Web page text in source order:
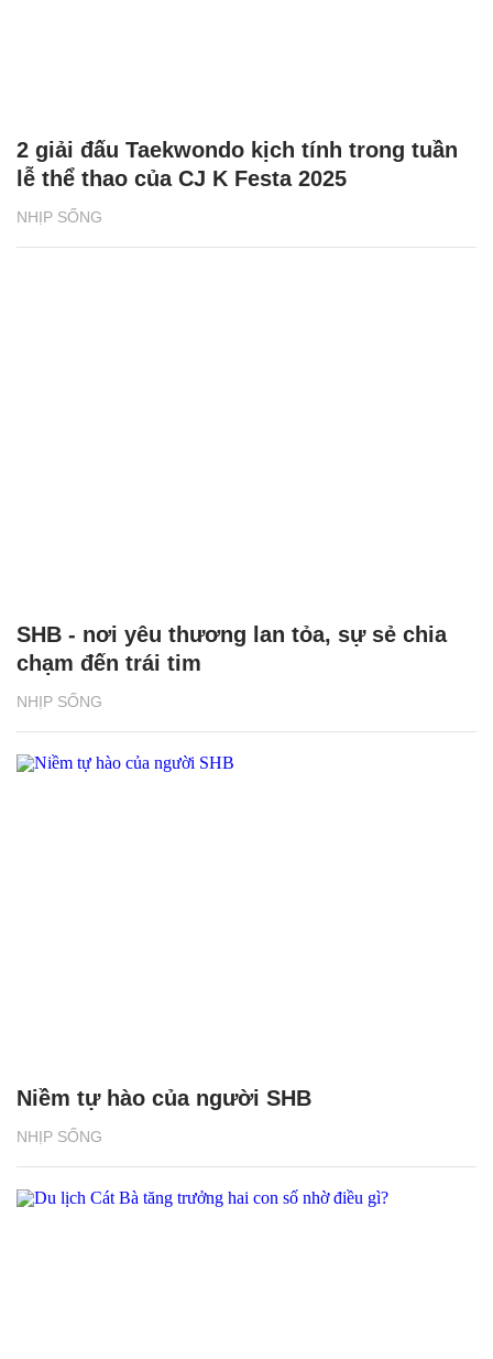
NHỊP SỐNG
2 giải đấu Taekwondo kịch tính trong tuần
lễ thể thao của CJ K Festa 2025
NHỊP SỐNG
SHB - nơi yêu thương lan tỏa, sự sẻ chia
chạm đến trái tim
NHỊP SỐNG
Niềm tự hào của người SHB